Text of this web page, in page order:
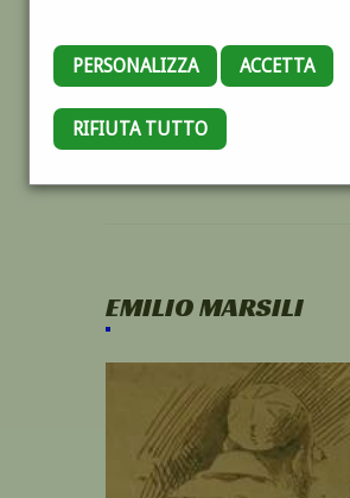
PERSONALIZZA ACCETTA
RIFIUTA TUTTO
EMILIO MARSILI